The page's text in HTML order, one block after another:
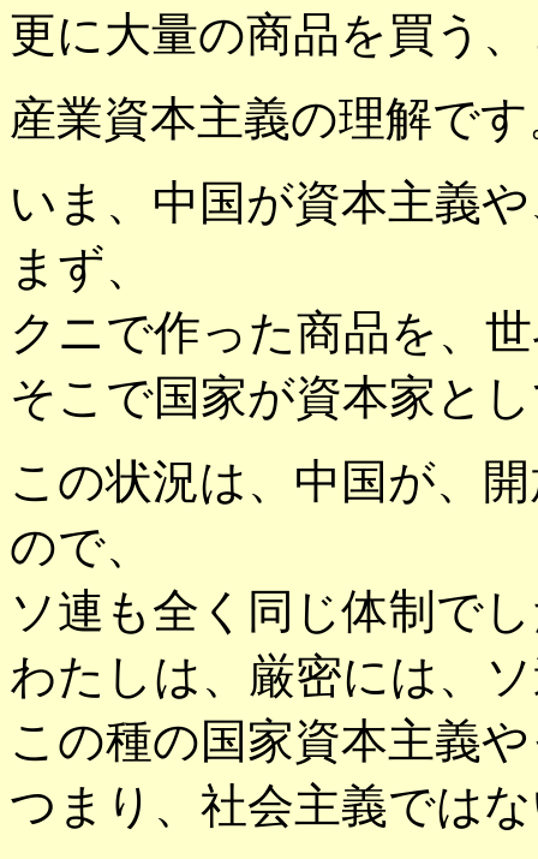
更に大量の商品を買う
産業資本主義の理解で
いま、中国が資本主義
まず、
クニで作った商品を、
そこで国家が資本家と
この状況は、中国が、
ので、
ソ連も全く同じ体制で
わたしは、厳密には、
この種の国家資本主義
つまり、社会主義では